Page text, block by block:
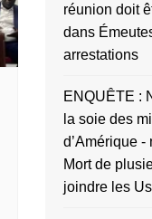
réunion doit
dans
arrestations
ENQUÊTE :
la soie des
d’Amérique -
Mort de
joindre les